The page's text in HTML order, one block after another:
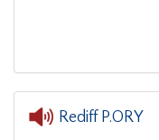
Rediff P.ORY